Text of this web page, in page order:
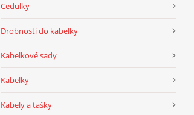
Cedulky
Drobnosti do kabelky
Kabelkové sady
Kabelky
Kabely a tašky